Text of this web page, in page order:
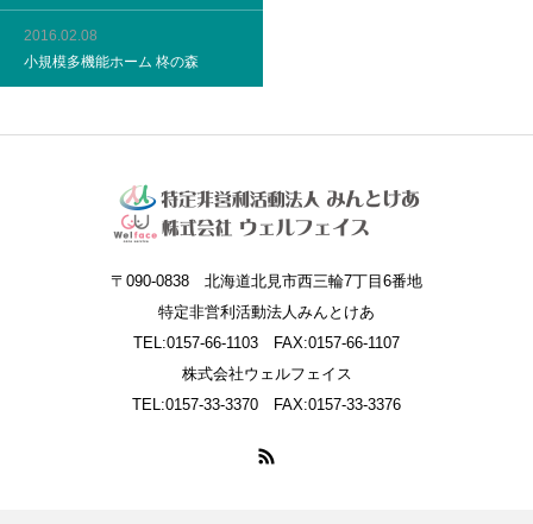
2016.02.08
小規模多機能ホーム 柊の森
〒090-0838 北海道北見市西三輪7丁目6番地
特定非営利活動法人みんとけあ
TEL:0157-66-1103 FAX:0157-66-1107
株式会社ウェルフェイス
TEL:0157-33-3370 FAX:0157-33-3376